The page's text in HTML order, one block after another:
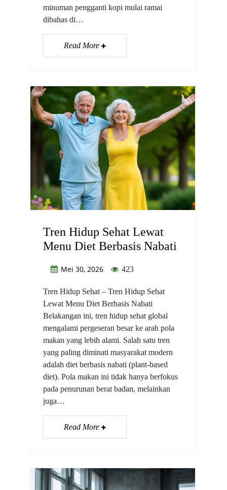
minuman pengganti kopi mulai ramai
dibahas di…
Read More
Tren Hidup Sehat Lewat
Menu Diet Berbasis Nabati
Mei 30, 2026 423
Tren Hidup Sehat – Tren Hidup Sehat
Lewat Menu Diet Berbasis Nabati
Belakangan ini, tren hidup sehat global
mengalami pergeseran besar ke arah pola
makan yang lebih alami. Salah satu tren
yang paling diminati masyarakat modern
adalah diet berbasis nabati (plant-based
diet). Pola makan ini tidak hanya berfokus
pada penurunan berat badan, melainkan
juga…
Read More